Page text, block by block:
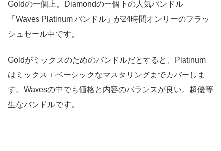
Goldの一個上。Diamondの一個下の人気バンドル
「Waves Platinum バンドル」が24時間オンリーのフラッ
シュセール中です。
Goldがミックスのためのバンドルだとすると、Platinum
はミックス＋ベーシックなマスタリングまでカバーしま
す。Wavesの中でも価格と内容のバランスが良い。超優等
生なバンドルです。